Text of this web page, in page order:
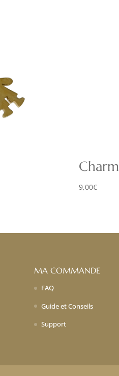
9,00€
MA COMMANDE
FAQ
Guide et Conseils
Support